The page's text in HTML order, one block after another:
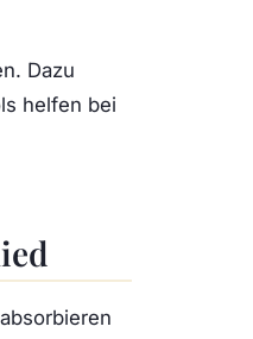
Dazu
helfen bei